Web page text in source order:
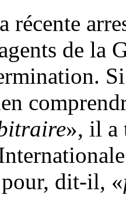
récente
de la
», il a
dit-il, «